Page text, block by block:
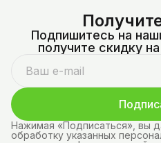
Подпишитесь на
получите скидку
Нажимая «Подписаться», вы
обработку указанных